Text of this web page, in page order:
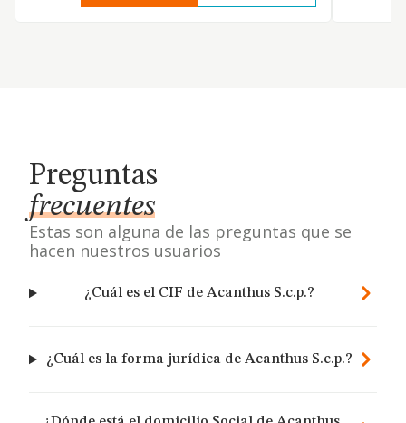
Preguntas
frecuentes
Estas son alguna de las preguntas que se
hacen nuestros usuarios
¿Cuál es el CIF de Acanthus S.c.p.?
¿Cuál es la forma jurídica de Acanthus S.c.p.?